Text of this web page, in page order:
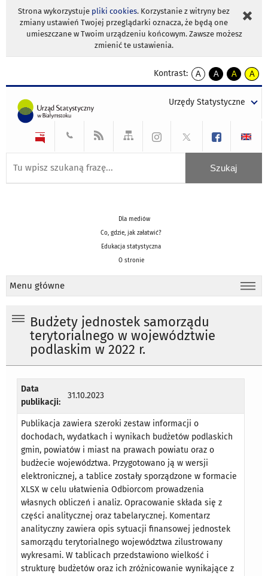
Strona wykorzystuje pliki cookies. Korzystanie z witryny bez
zmiany ustawień Twojej przeglądarki oznacza, że będą one
umieszczane w Twoim urządzeniu końcowym. Zawsze możesz
zmienić te ustawienia.
Kontrast:
A
kontrast
A
kontrast
tekst
czarnym
A
kontrast
tekst
czarnym
A
tekst
żółtym
Urzędy Statystyczne
Dla mediów
Co, gdzie, jak załatwić?
Edukacja statystyczna
O stronie
Menu główne
Budżety jednostek samorządu
terytorialnego w województwie
podlaskim w 2022 r.
Data
publikacji:
31.10.2023
Publikacja zawiera szeroki zestaw informacji o
dochodach, wydatkach i wynikach budżetów podlaskich
gmin, powiatów i miast na prawach powiatu oraz o
budżecie województwa. Przygotowano ją w wersji
elektronicznej, a tablice zostały sporządzone w formacie
XLSX w celu ułatwienia Odbiorcom prowadzenia
własnych obliczeń i analiz. Opracowanie składa się z
części analitycznej oraz tabelarycznej. Komentarz
analityczny zawiera opis sytuacji finansowej jednostek
samorządu terytorialnego województwa zilustrowany
wykresami. W tablicach przedstawiono wielkość i
strukturę budżetów oraz ich zróżnicowanie wynikające z